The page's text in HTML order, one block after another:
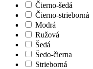
Čierno-šedá
Čierno-strieborná
Modrá
Ružová
Šedá
Šedo-čierna
Strieborná